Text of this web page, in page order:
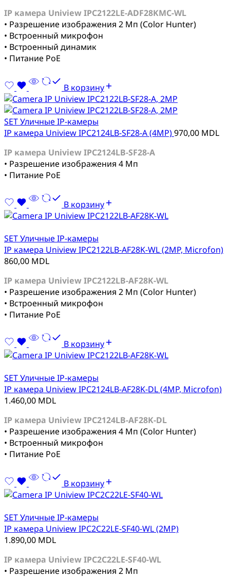
IP камера Uniview IPC2122LE-ADF28KMC-WL
• Разрешение изображения 2 Мп (Color Hunter)
• Встроенный микрофон
• Встроенный динамик
• Питание PoE
В корзину
SET Уличные IP-камеры
IP камера Uniview IPC2124LB-SF28-A (4MP)970,00 MDL
IP камера Uniview IPC2124LB-SF28-A
• Разрешение изображения 4 Мп
• Питание PoE
В корзину
SET Уличные IP-камеры
IP камера Uniview IPC2122LB-AF28K-WL (2MP, Microfon)
860,00 MDL
IP камера Uniview IPC2122LB-AF28K-WL
• Разрешение изображения 2 Мп (Color Hunter)
• Встроенный микрофон
• Питание PoE
В корзину
SET Уличные IP-камеры
IP камера Uniview IPC2124LB-AF28K-DL (4MP, Microfon)
1.460,00 MDL
IP камера Uniview IPC2124LB-AF28K-DL
• Разрешение изображения 4 Мп (Color Hunter)
• Встроенный микрофон
• Питание PoE
В корзину
SET Уличные IP-камеры
IP камера Uniview IPC2C22LE-SF40-WL (2MP)
1.890,00 MDL
IP камера Uniview IPC2C22LE-SF40-WL
• Разрешение изображения 2 Мп